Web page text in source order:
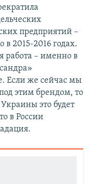
предприятий –
в 2015-2016 годах.
работа – именно в
Если же сейчас мы
этим брендом, то
это будет
в России